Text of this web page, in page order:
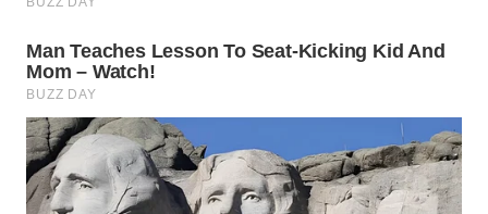
WN
WN
TAPANULI
TENGAH
WN DELI